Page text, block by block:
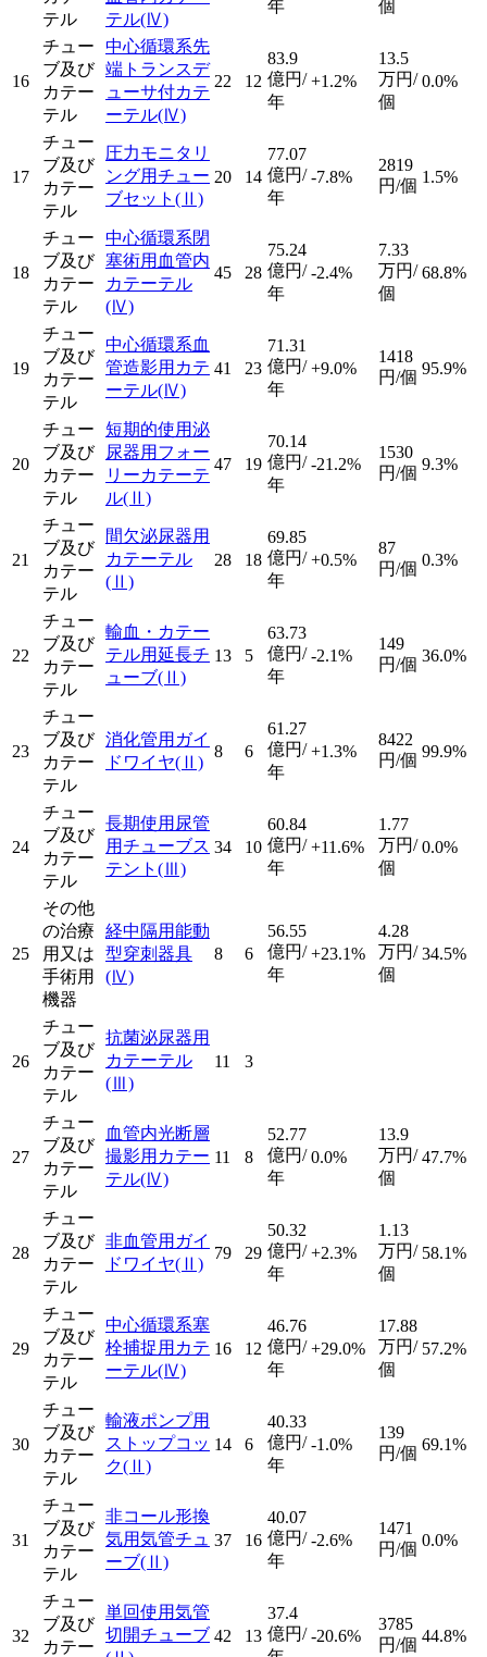
テル
テル(Ⅳ)
年 個
16
チュー
ブ及び
カテー
テル
中心循環系先
端トランスデ
ューサ付カテ
ーテル(Ⅳ)
22 12
83.9
億円/
年
+1.2%
13.5
万円/
個
0.0%
17
チュー
ブ及び
カテー
テル
圧力モニタリ
ング用チュー
ブセット (Ⅱ)
20 14
77.07
億円/
年
-7.8%
2819
円/個 1.5%
18
チュー
ブ及び
カテー
テル
中心循環系閉
塞術用血管内
カテーテル
(Ⅳ)
45 28
75.24
億円/
年
-2.4%
7.33
万円/
個
68.8%
19
チュー
ブ及び
カテー
テル
中心循環系血
管造影用カテ
ーテル(Ⅳ)
41 23
71.31
億円/
年
+9.0%
1418
円/個 95.9%
20
チュー
ブ及び
カテー
テル
短期的使用泌
尿器用フォー
リーカテーテ
ル(Ⅱ)
47 19
70.14
億円/
年
-21.2%
1530
円/個 9.3%
21
チュー
ブ及び
カテー
テル
間欠泌尿器用
カテーテル
(Ⅱ)
28 18
69.85
億円/
年
+0.5%
87
円/個 0.3%
22
チュー
ブ及び
カテー
テル
輸血・カテー
テル用延長チ
ューブ(Ⅱ)
13 5
63.73
億円/
年
-2.1%
149
円/個 36.0%
23
チュー
ブ及び
カテー
テル
消化管用ガイ
ドワイヤ(Ⅱ)
8 6
61.27
億円/
年
+1.3%
8422
円/個 99.9%
24
チュー
ブ及び
カテー
テル
長期使用尿管
用チューブス
テント (Ⅲ)
34 10
60.84
億円/
年
+11.6%
1.77
万円/
個
0.0%
25
その他
の治療
用又は
手術用
機器
経中隔用能動
型穿刺器具
(Ⅳ)
8 6
56.55
億円/
年
+23.1%
4.28
万円/
個
34.5%
26
チュー
ブ及び
カテー
テル
抗菌泌尿器用
カテーテル
(Ⅲ)
11 3
27
チュー
ブ及び
カテー
テル
血管内光断層
撮影用カテー
テル(Ⅳ)
11 8
52.77
億円/
年
0.0%
13.9
万円/
個
47.7%
28
チュー
ブ及び
カテー
テル
非血管用ガイ
ドワイヤ(Ⅱ)
79 29
50.32
億円/
年
+2.3%
1.13
万円/
個
58.1%
29
チュー
ブ及び
カテー
テル
中心循環系塞
栓捕捉用カテ
ーテル(Ⅳ)
16 12
46.76
億円/
年
+29.0%
17.88
万円/
個
57.2%
30
チュー
ブ及び
カテー
テル
輸液ポンプ用
ストップコッ
ク(Ⅱ)
14 6
40.33
億円/
年
-1.0%
139
円/個 69.1%
31
チュー
ブ及び
カテー
テル
非コール形換
気用気管チュ
ーブ(Ⅱ)
37 16
40.07
億円/
年
-2.6%
1471
円/個 0.0%
32
チュー
ブ及び
カテー
単回使用気管
切開チューブ 42 13
37.4
億円/ -20.6%
3785
円/個 44.8%